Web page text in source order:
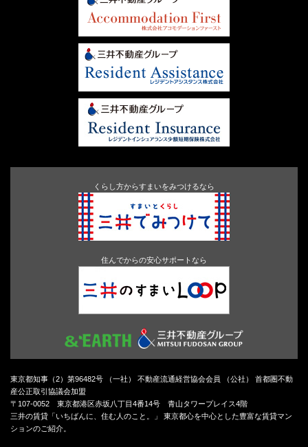
くらし方からすまいをみつけるなら
住んでからの安心サポートなら
東京都知事（2）第96482号 （一社） 不動産流通経営協会会員 （公社） 首都圏不動
産公正取引協議会加盟
〒107-0052 東京都港区赤坂八丁目4番14号 青山タワープレイス4階
三井の賃貸「いちばんに、住む人のこと。」 東京都心を中心とした豊富な賃貸マン
ションのご紹介。